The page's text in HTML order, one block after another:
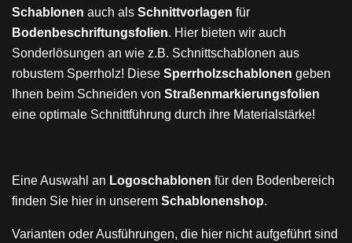
Schablonen auch als Schnittvorlagen für
Bodenbeschriftungsfolien. Hier bieten wir auch
Sonderlösungen an wie z.B. Schnittschablonen aus
robustem Sperrholz! Diese Sperrholzschablonen geben
Ihnen beim Schneiden von Straßenmarkierungsfolien
eine optimale Schnittführung durch ihre Materialstärke!
Eine Auswahl an Logoschablonen für den Bodenbereich
finden Sie hier in unserem Schablonenshop.
Varianten oder Ausführungen, die hier nicht aufgeführt sind